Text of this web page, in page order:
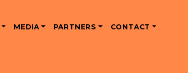
MEDIA PARTNERS CONTACT